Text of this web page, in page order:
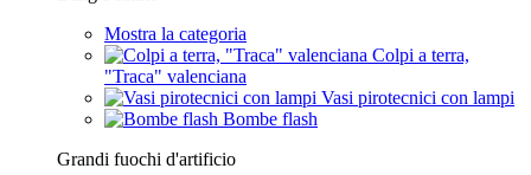
Mostra la categoria
Colpi a terra,
"Traca" valenciana
Vasi pirotecnici con lampi
Bombe flash
Grandi fuochi d'artificio